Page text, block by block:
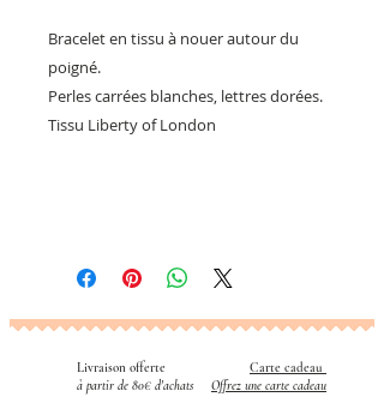
Bracelet en tissu à nouer autour du
poigné.
Perles carrées blanches, lettres dorées.
Tissu Liberty of London
Livraison offerte
à partir de 80€ d'achats
Carte cadeau
Offrez une carte cadeau